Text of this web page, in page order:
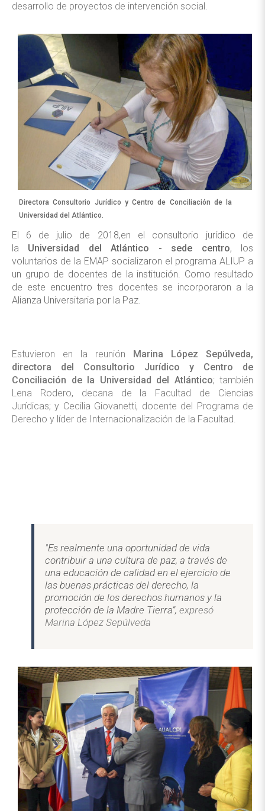
desarrollo de proyectos de intervención social.
Directora Consultorio Jurídico y Centro de Conciliación de la
Universidad del Atlántico.
El 6 de julio de 2018,en el consultorio jurídico de
la Universidad del Atlántico - sede centro, los
voluntarios de la EMAP socializaron el programa ALIUP a
un grupo de docentes de la institución. Como resultado
de este encuentro tres docentes se incorporaron a la
Alianza Universitaria por la Paz.
Estuvieron en la reunión
Marina López Sepúlveda,
directora del Consultorio Jurídico y Centro de
Conciliación de la Universidad del Atlántico; también
Lena Rodero, decana de la Facultad de Ciencias
Jurídicas; y Cecilia Giovanetti, docente del Programa de
Derecho y líder de Internacionalización de la Facultad.
"Es realmente una oportunidad de vida
contribuir a una cultura de paz, a través de
una educación de calidad en el ejercicio de
las buenas prácticas del derecho, la
promoción de los derechos humanos y la
protección de la Madre Tierra”, expresó
Marina López Sepúlveda